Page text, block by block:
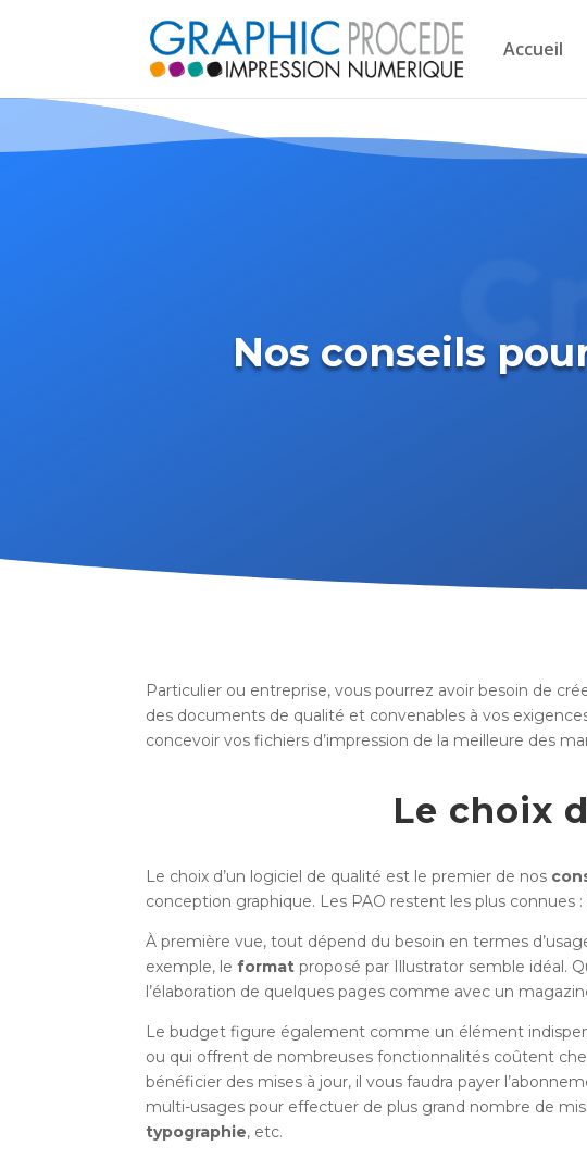
Accueil
Nos conseils
Particulier ou entreprise, vous pourrez avoir besoin de
des documents de qualité et convenables à vos
concevoir vos fichiers d’impression de la meilleure des
Le choix
Le choix d’un logiciel de qualité est le premier de nos
conception graphique. Les PAO restent les plus connues
À première vue, tout dépend du besoin en termes
exemple, leformat proposé par Illustrator semble idéal.
l’élaboration de quelques pages comme avec un
Le budget figure également comme un élément
ou qui offrent de nombreuses fonctionnalités coûtent
bénéficier des mises à jour, il vous faudra payer
multi-usages pour effectuer de plus grand nombre de
typographie, etc.